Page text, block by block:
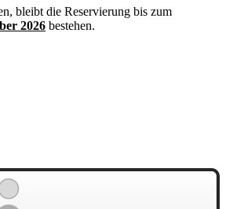
bleibt die Reservierung bis zum
2026 bestehen.